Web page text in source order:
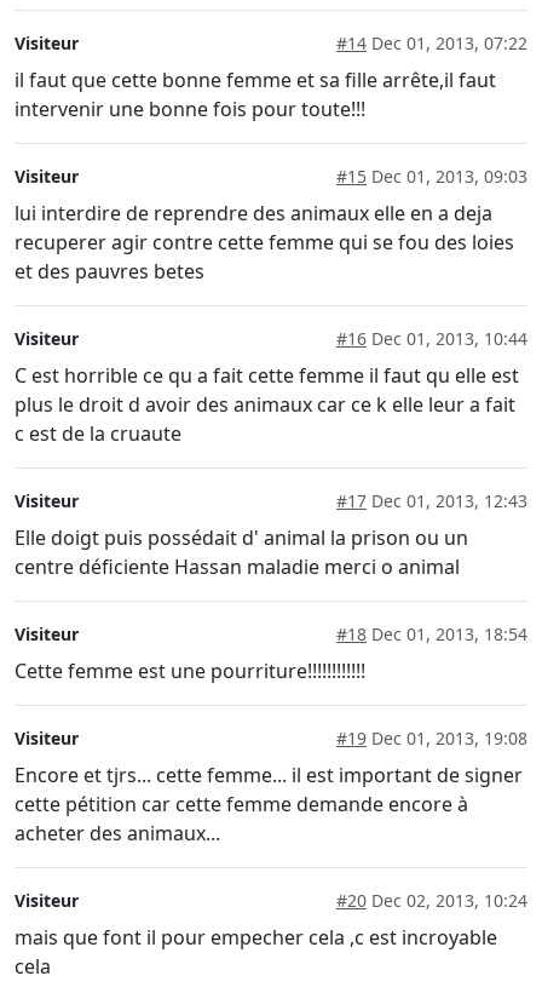
Visiteur #14 Dec 01, 2013, 07:22
il faut que cette bonne femme et sa fille arrête,il faut
intervenir une bonne fois pour toute!!!
Visiteur #15 Dec 01, 2013, 09:03
lui interdire de reprendre des animaux elle en a deja
recuperer agir contre cette femme qui se fou des loies
et des pauvres betes
Visiteur #16 Dec 01, 2013, 10:44
C est horrible ce qu a fait cette femme il faut qu elle est
plus le droit d avoir des animaux car ce k elle leur a fait
c est de la cruaute
Visiteur #17 Dec 01, 2013, 12:43
Elle doigt puis possédait d' animal la prison ou un
centre déficiente Hassan maladie merci o animal
Visiteur #18 Dec 01, 2013, 18:54
Cette femme est une pourriture!!!!!!!!!!!!
Visiteur #19 Dec 01, 2013, 19:08
Encore et tjrs... cette femme... il est important de signer
cette pétition car cette femme demande encore à
acheter des animaux...
Visiteur #20 Dec 02, 2013, 10:24
mais que font il pour empecher cela ,c est incroyable
cela